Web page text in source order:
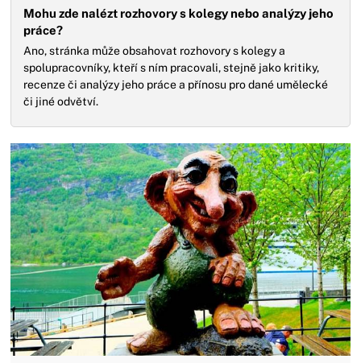
Mohu zde nalézt rozhovory s kolegy nebo analýzy jeho
práce?
Ano, stránka může obsahovat rozhovory s kolegy a
spolupracovníky, kteří s ním pracovali, stejně jako kritiky,
recenze či analýzy jeho práce a přínosu pro dané umělecké
či jiné odvětví.